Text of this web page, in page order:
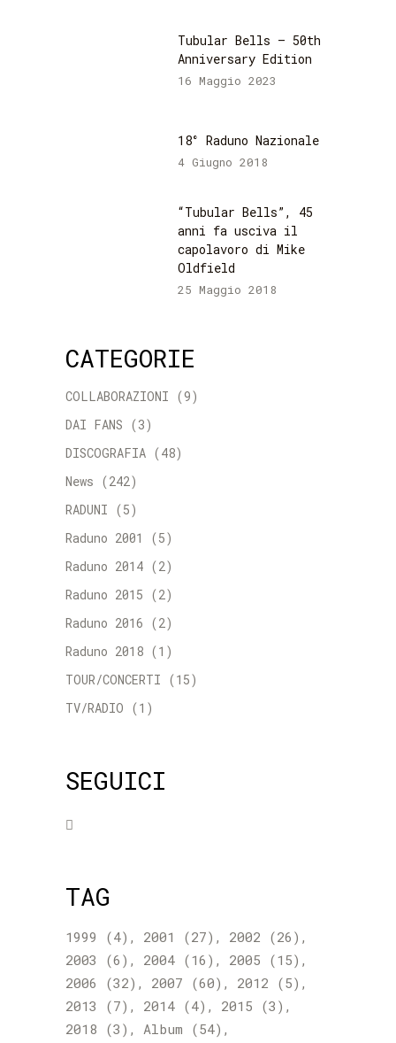
Tubular Bells – 50th
Anniversary Edition
16 Maggio 2023
18° Raduno Nazionale
4 Giugno 2018
“Tubular Bells”, 45
anni fa usciva il
capolavoro di Mike
Oldfield
25 Maggio 2018
CATEGORIE
COLLABORAZIONI (9)
DAI FANS (3)
DISCOGRAFIA (48)
News (242)
RADUNI (5)
Raduno 2001
(5)
Raduno 2014 (2)
Raduno 2015 (2)
Raduno 2016 (2)
Raduno 2018 (1)
TOUR/CONCERTI (15)
TV/RADIO (1)
SEGUICI
TAG
1999 (4) 2001 (27) 2002 (26)
2003 (6) 2004 (16) 2005 (15)
2006 (32) 2007 (60) 2012 (5)
2013 (7) 2014 (4) 2015 (3)
2018 (3) Album (54)